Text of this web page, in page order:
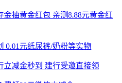
金抽黄金红包 亲测8.88元黄金红
0.01元纸尿裤/奶粉等实物
立减金秒到 建行受邀直接领